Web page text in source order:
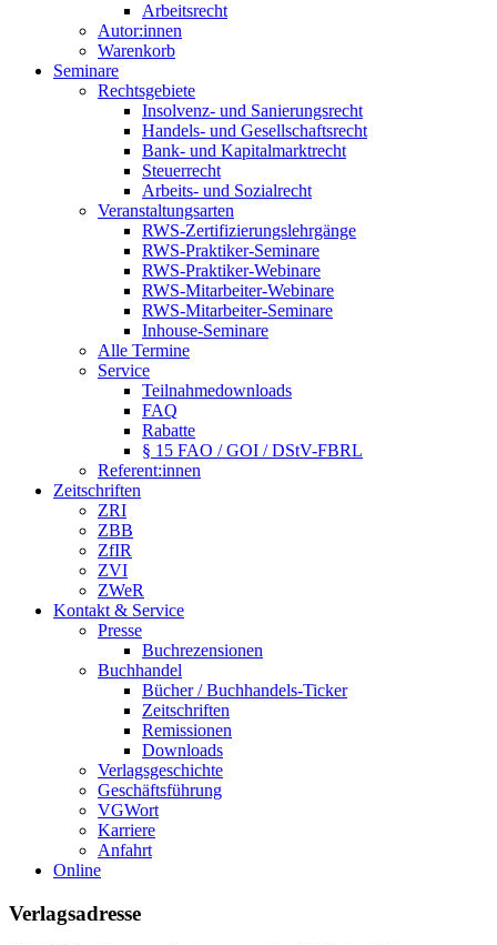
Arbeitsrecht
Autor:innen
Warenkorb
Seminare
Rechtsgebiete
Insolvenz- und Sanierungsrecht
Handels- und Gesellschaftsrecht
Bank- und Kapitalmarktrecht
Steuerrecht
Arbeits- und Sozialrecht
Veranstaltungsarten
RWS-Zertifizierungslehrgänge
RWS-Praktiker-Seminare
RWS-Praktiker-Webinare
RWS-Mitarbeiter-Webinare
RWS-Mitarbeiter-Seminare
Inhouse-Seminare
Alle Termine
Service
Teilnahmedownloads
FAQ
Rabatte
§ 15 FAO / GOI / DStV-FBRL
Referent:innen
Zeitschriften
ZRI
ZBB
ZfIR
ZVI
ZWeR
Kontakt & Service
Presse
Buchrezensionen
Buchhandel
Bücher / Buchhandels-Ticker
Zeitschriften
Remissionen
Downloads
Verlagsgeschichte
Geschäftsführung
VGWort
Karriere
Anfahrt
Online
Verlagsadresse